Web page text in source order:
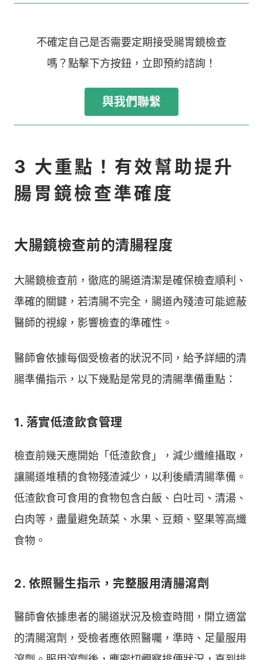
不確定自己是否需要定期接受腸胃鏡檢查
嗎？點擊下方按鈕，立即預約諮詢！
與我們聯繫
3 大重點！有效幫助提升
腸胃鏡檢查準確度
大腸鏡檢查前的清腸程度
大腸鏡檢查前，徹底的腸道清潔是確保檢查順利、
準確的關鍵，若清腸不完全，腸道內殘渣可能遮蔽
醫師的視線，影響檢查的準確性。
醫師會依據每個受檢者的狀況不同，給予詳細的清
腸準備指示，以下幾點是常見的清腸準備重點：
1. 落實低渣飲食管理
檢查前幾天應開始「低渣飲食」，減少纖維攝取，
讓腸道堆積的食物殘渣減少，以利後續清腸準備。
低渣飲食可食用的食物包含白飯、白吐司、清湯、
白肉等，盡量避免蔬菜、水果、豆類、堅果等高纖
食物。
2. 依照醫生指示，完整服用清腸瀉劑
醫師會依據患者的腸道狀況及檢查時間，開立適當
的清腸瀉劑，受檢者應依照醫囑，準時、足量服用